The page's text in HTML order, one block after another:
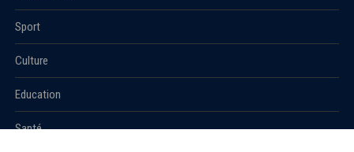
Sport
Culture
Education
Santé